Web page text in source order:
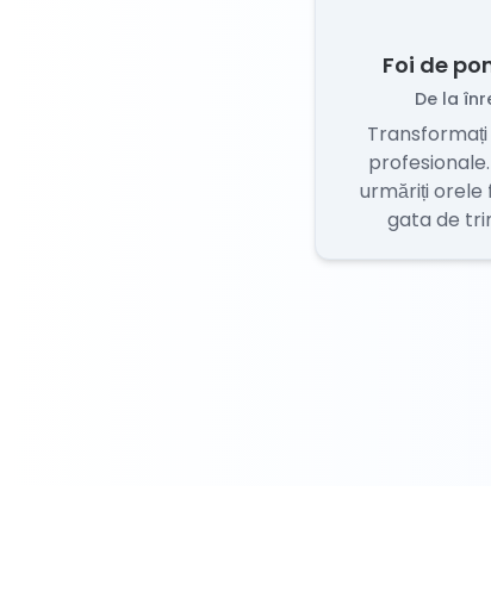
Foi de
De la
profesionale.
urmăriți
gata de